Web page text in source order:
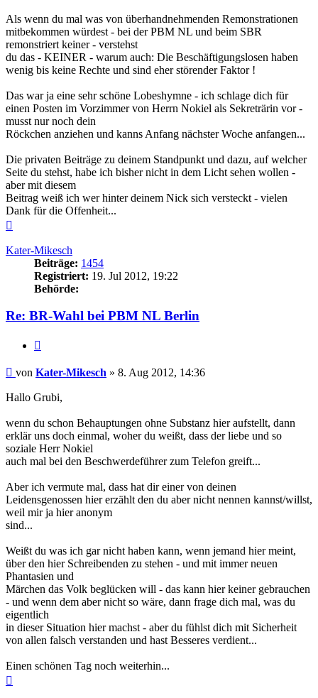
Als wenn du mal was von überhandnehmenden Remonstrationen
mitbekommen würdest - bei der PBM NL und beim SBR
remonstriert keiner - verstehst
du das - KEINER - warum auch: Die Beschäftigungslosen haben
wenig bis keine Rechte und sind eher störender Faktor !
Das war ja eine sehr schöne Lobeshymne - ich schlage dich für
einen Posten im Vorzimmer von Herrn Nokiel als Sekreträrin vor -
musst nur noch dein
Röckchen anziehen und kanns Anfang nächster Woche anfangen...
Die privaten Beiträge zu deinem Standpunkt und dazu, auf welcher
Seite du stehst, habe ich bisher nicht in dem Licht sehen wollen -
aber mit diesem
Beitrag weiß ich wer hinter deinem Nick sich versteckt - vielen
Dank für die Offenheit...
Kater-Mikesch
Beiträge: 1454
Registriert: 19. Jul 2012, 19:22
Behörde:
Re: BR-Wahl bei PBM NL Berlin
Beitrag
von Kater-Mikesch » 8. Aug 2012, 14:36
Hallo Grubi,
wenn du schon Behauptungen ohne Substanz hier aufstellt, dann
erklär uns doch einmal, woher du weißt, dass der liebe und so
soziale Herr Nokiel
auch mal bei den Beschwerdeführer zum Telefon greift...
Aber ich vermute mal, dass hat dir einer von deinen
Leidensgenossen hier erzählt den du aber nicht nennen kannst/willst,
weil mir ja hier anonym
sind...
Weißt du was ich gar nicht haben kann, wenn jemand hier meint,
über den hier Schreibenden zu stehen - und mit immer neuen
Phantasien und
Märchen das Volk beglücken will - das kann hier keiner gebrauchen
- und wenn dem aber nicht so wäre, dann frage dich mal, was du
eigentlich
in dieser Situation hier machst - aber du fühlst dich mit Sicherheit
von allen falsch verstanden und hast Besseres verdient...
Einen schönen Tag noch weiterhin...